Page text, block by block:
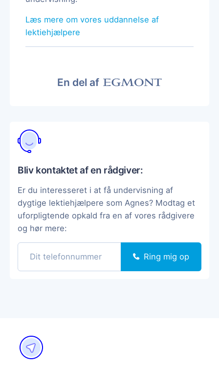
Læs mere om vores uddannelse af
lektiehjælpere
En del af
Bliv kontaktet af en rådgiver:
Er du interesseret i at få undervisning af
dygtige lektiehjælpere som Agnes? Modtag et
uforpligtende opkald fra en af vores rådgivere
og hør mere:
Ring mig op